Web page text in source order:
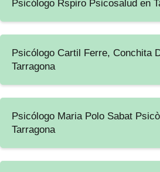
Psicólogo Rspiro Psicosalud en
Psicólogo Cartil Ferre, Conchita
Tarragona
Psicólogo Maria Polo Sabat
Tarragona